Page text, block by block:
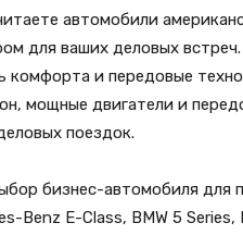
автомобили
для ваших деловых
комфорта и передовые
мощные двигатели и
поездок.
бизнес-автомобиля для
Benz E-Class, BMW 5